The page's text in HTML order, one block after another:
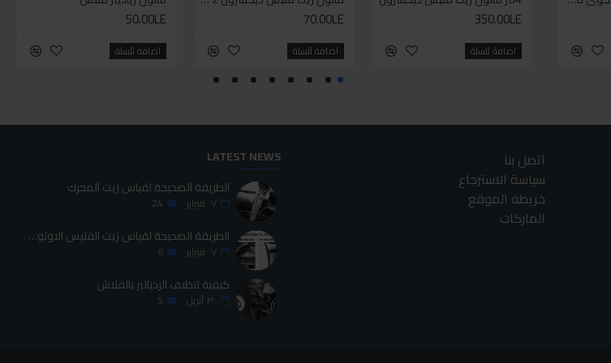
140.00LE
اضافة للسلة
95.00LE
اضافة للسلة
425.00LE
اضافة للسلة
350.00LE
اضافة للسلة
70.00LE
اضافة للسلة
50.00LE
اضافة للسلة
اتصل بنا
سياسة الاسترجاع
خريطة الموقع
الماركات
LATEST NEWS
الطريقة الصحيحة لقياس زيت المحرك
٠٧ فبراير 24
الطريقة الصحيحة لقياس زيت الفتيس الاوتوماتيك
٠٧ فبراير 6
كيفية تنظيف الردياتير بالفلاش
٣٠ أبريل 5